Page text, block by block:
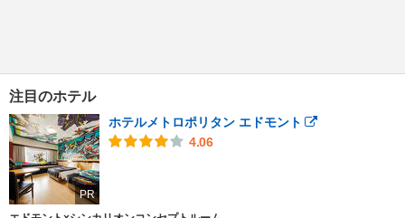
注目のホテル
PR
ホテルメトロポリタン エドモント
4.06